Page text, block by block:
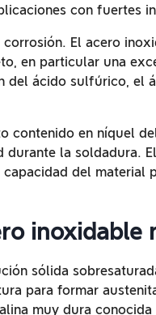
con fuertes
corrosión. El acero
en particular una
del ácido sulfúrico,
contenido en níquel
la soldadura.
del material
inoxidable
sólida
para formar
muy dura